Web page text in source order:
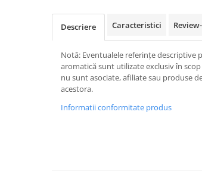
Descriere Caracteristici
Notă: Eventualele referințe descriptive
aromatică sunt utilizate exclusiv în
nu sunt asociate, afiliate sau produse
acestora.
Informatii conformitate produs